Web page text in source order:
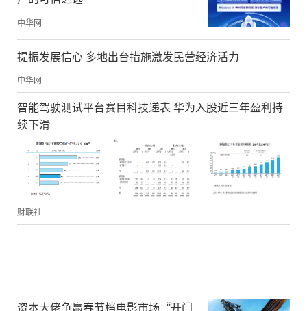
中华网
提振发展信心 多地出台措施激发民营经济活力
中华网
智能驾驶测试平台赛目科技递表 华为入股近三年盈利持
续下滑
财联社
资本大佬争赢春节档电影市场“开门